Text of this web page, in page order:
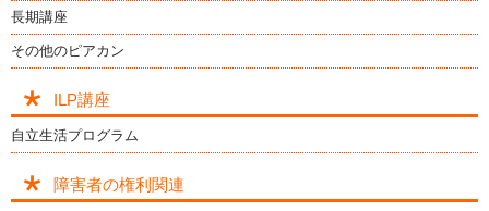
長期講座
その他のピアカン
ILP講座
自立生活プログラム
障害者の権利関連